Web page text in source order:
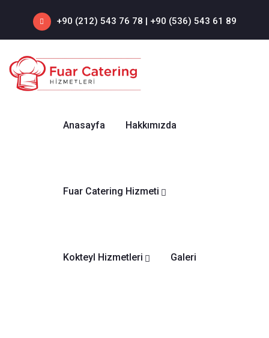
+90 (212) 543 76 78‬ | +90 (536) 543 61 89‬
Anasayfa Hakkımızda
Fuar Catering Hizmeti
Kokteyl Hizmetleri Galeri